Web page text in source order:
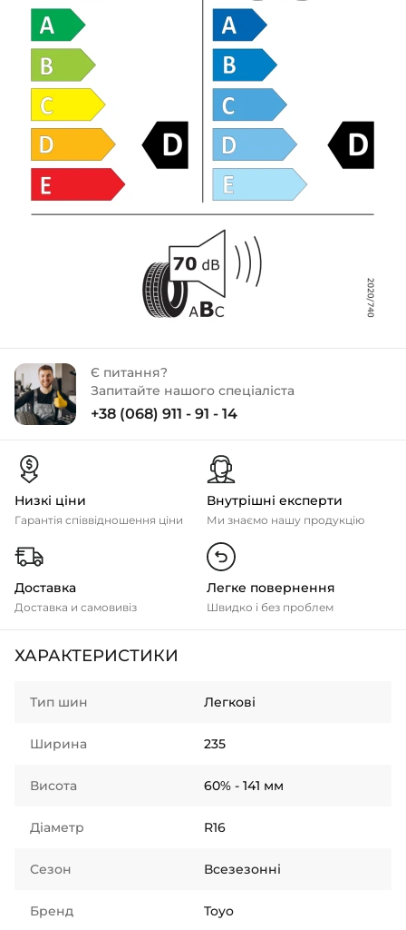
Є питання?
Запитайте нашого спеціаліста
+38 (068) 911 - 91 - 14
Низкі ціни
Гарантія співвідношення ціни
Внутрішні експерти
Ми знаємо нашу продукцію
Доставка
Доставка и самовивіз
Легке повернення
Швидко і без проблем
ХАРАКТЕРИСТИКИ
Тип шин Легкові
Ширина 235
Висота 60% - 141 мм
Діаметр R16
Сезон Всезезонні
Бренд Toyo